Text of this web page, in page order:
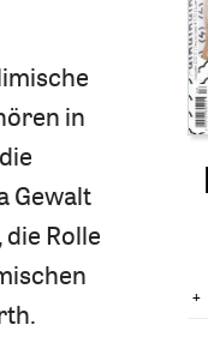
in
Gewalt
Rolle